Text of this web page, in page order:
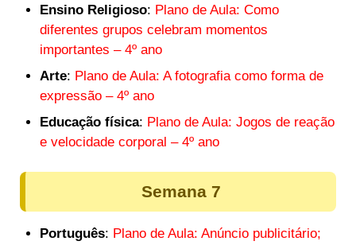
Ensino Religioso: Plano de Aula: Como
diferentes grupos celebram momentos
importantes – 4º ano
Arte: Plano de Aula: A fotografia como forma de
expressão – 4º ano
Educação física: Plano de Aula: Jogos de reação
e velocidade corporal – 4º ano
Semana 7
Português: Plano de Aula: Anúncio publicitário;